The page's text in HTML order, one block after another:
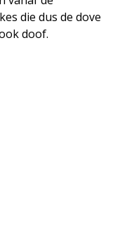
die dus de dove
doof.